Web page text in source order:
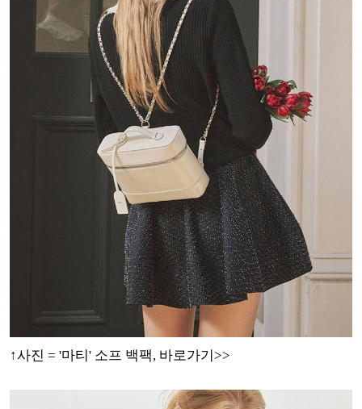
↑사진 = '마티' 소프 백팩, 바로가기>>